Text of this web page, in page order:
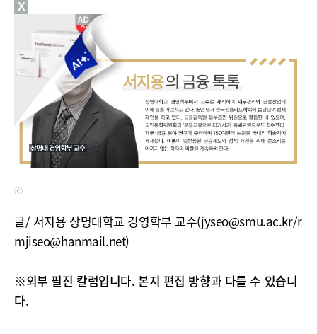
ⓒ
글/ 서지용 상명대학교 경영학부 교수(jyseo@smu.ac.kr/r
mjiseo@hanmail.net)
※외부 필진 칼럼입니다. 본지 편집 방향과 다를 수 있습니
다.
X